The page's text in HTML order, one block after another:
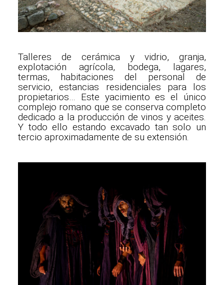
Talleres de cerámica y vidrio, granja,
explotación agrícola, bodega, lagares,
termas, habitaciones del personal de
servicio, estancias residenciales para los
propietarios… Este yacimiento es el único
complejo romano que se conserva completo
dedicado a la producción de vinos y aceites.
Y todo ello estando excavado tan solo un
tercio aproximadamente de su extensión.